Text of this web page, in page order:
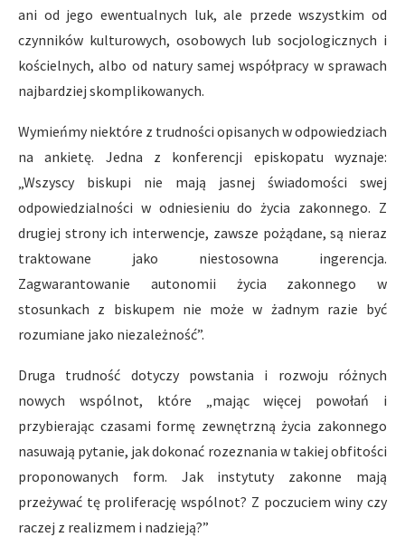
ani od jego ewentualnych luk, ale przede wszystkim od
czynników kulturowych, osobowych lub socjologicznych i
kościelnych, albo od natury samej współpracy w sprawach
najbardziej skomplikowanych.
Wymieńmy niektóre z trudności opisanych w odpowiedziach
na ankietę. Jedna z konferencji episkopatu wyznaje:
„Wszyscy biskupi nie mają jasnej świadomości swej
odpowiedzialności w odniesieniu do życia zakonnego. Z
drugiej strony ich interwencje, zawsze pożądane, są nieraz
traktowane jako niestosowna ingerencja.
Zagwarantowanie autonomii życia zakonnego w
stosunkach z biskupem nie może w żadnym razie być
rozumiane jako niezależność”.
Druga trudność dotyczy powstania i rozwoju różnych
nowych wspólnot, które „mając więcej powołań i
przybierając czasami formę zewnętrzną życia zakonnego
nasuwają pytanie, jak dokonać rozeznania w takiej obfitości
proponowanych form. Jak instytuty zakonne mają
przeżywać tę proliferację wspólnot? Z poczuciem winy czy
raczej z realizmem i nadzieją?”